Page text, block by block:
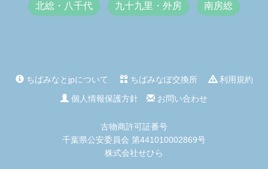
北総・八千代 九十九里・外房 南房総
ちばみなとjpについて ちばみなぽ交換所
利用規約
個人情報保護方針
お問い合わせ
古物商許可証番号
千葉県公安委員会 第441010002869号
株式会社せひら